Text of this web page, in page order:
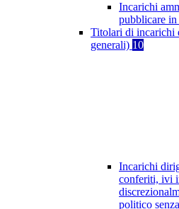
Incarichi
pubblicare in
Titolari di incarichi
generali) 10
Incarichi
conferiti, ivi
politico